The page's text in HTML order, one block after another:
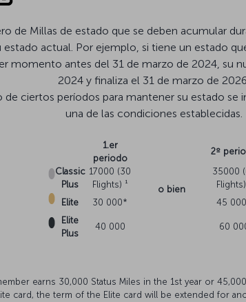
de Millas de estado que se deben acumular
actual. Por ejemplo, si tiene un estado
momento antes del 31 de marzo de 2024, su
2024 y finaliza el 31 de marzo de
de ciertos períodos para mantener su estado
una de las condiciones establecidas.
1.er
periodo
o bien
2º
Classic
Plus
17000 (30
Flights) ¹
35000
Elite
30 000*
45
Elite
Plus
40 000 60
earns 30,000 Status Miles in the 1st year or
card, the term of the Elite card will be extended for